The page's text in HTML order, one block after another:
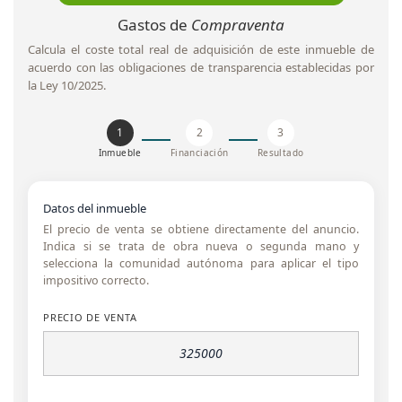
Gastos de Compraventa
Calcula el coste total real de adquisición de este inmueble de
acuerdo con las obligaciones de transparencia establecidas por
la Ley 10/2025.
1
Inmueble
2
Financiación
3
Resultado
Datos del inmueble
El precio de venta se obtiene directamente del anuncio.
Indica si se trata de obra nueva o segunda mano y
selecciona la comunidad autónoma para aplicar el tipo
impositivo correcto.
PRECIO DE VENTA